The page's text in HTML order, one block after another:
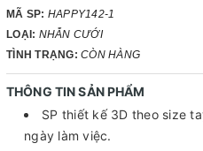
MÃ SP: HAPPY142-1
LOẠI: NHẪN CƯỚI
TÌNH TRẠNG: CÒN HÀNG
THÔNG TIN SẢN PHẨM
SP thiết kế 3D theo size
ngày làm việc.